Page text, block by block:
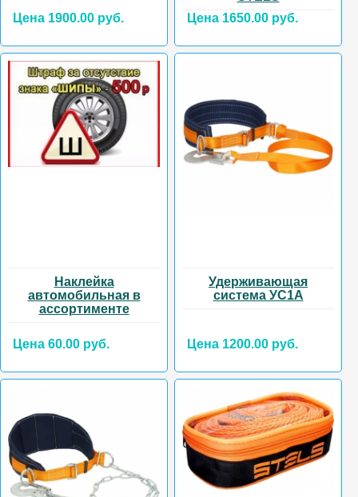
Цена 1900.00 руб.
Цена 1650.00 руб.
Наклейка
автомобильная в
ассортименте
Цена 60.00 руб.
Удерживающая
система УС1А
Цена 1200.00 руб.